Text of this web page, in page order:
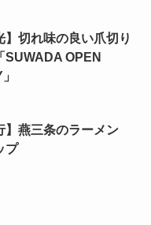
】切れ味の良い爪切り
SUWADA OPEN
】燕三条のラーメン
プ